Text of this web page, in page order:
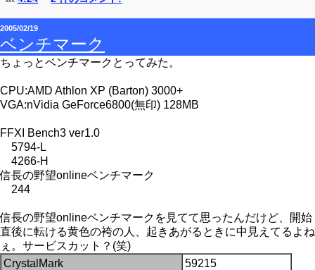
2005/02/19
ベンチマーク
ちょっとベンチマークとってみた。
CPU:AMD Athlon XP (Barton) 3000+
VGA:nVidia GeForce6800(無印) 128MB
FFXI Bench3 ver1.0
5794-L
4266-H
信長の野望onlineベンチマーク
244
信長の野望onlineベンチマークを見てて思ったんだけど、開始
直後に転ける黄色の袴の人、起きあがるときに中見えてるよね
ぇ。サービスカット？(笑)
CrystalMark
59215